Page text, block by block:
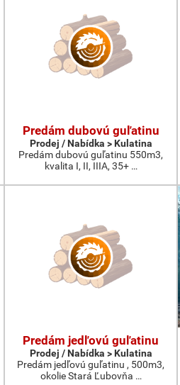
Predám dubovú guľatinu
Prodej / Nabídka > Kulatina
Predám dubovú guľatinu 550m3,
kvalita I, II, IIIA, 35+ …
Predám jedľovú guľatinu
Prodej / Nabídka > Kulatina
Predám jedľovú guľatinu , 500m3,
okolie Stará Ľubovňa …